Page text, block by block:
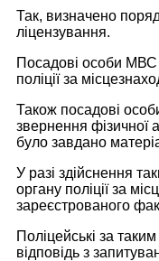
Так, визначено
ліцензування.
Посадові особи МВС
поліції за
Також посадові
звернення фізичної
було завдано
У разі здійснення
органу поліції за
зареєстрованого
Поліцейські за
відповідь з